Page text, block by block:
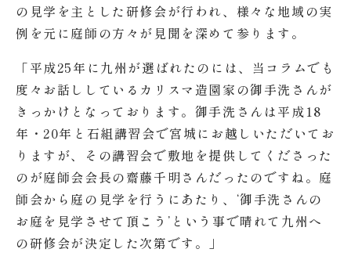
の見学を主とした研修会が行われ、様々な地域の実
例を元に庭師の方々が見聞を深めて参ります。
「平成25年に九州が選ばれたのには、当コラムでも
度々お話ししているカリスマ造園家の御手洗さんが
きっかけとなっております。御手洗さんは平成18
年・20年と石組講習会で宮城にお越しいただいてお
りますが、その講習会で敷地を提供してくださった
のが庭師会会長の齋藤千明さんだったのですね。庭
師会から庭の見学を行うにあたり、‘御手洗さんの
お庭を見学させて頂こう’という事で晴れて九州へ
の研修会が決定した次第です。」